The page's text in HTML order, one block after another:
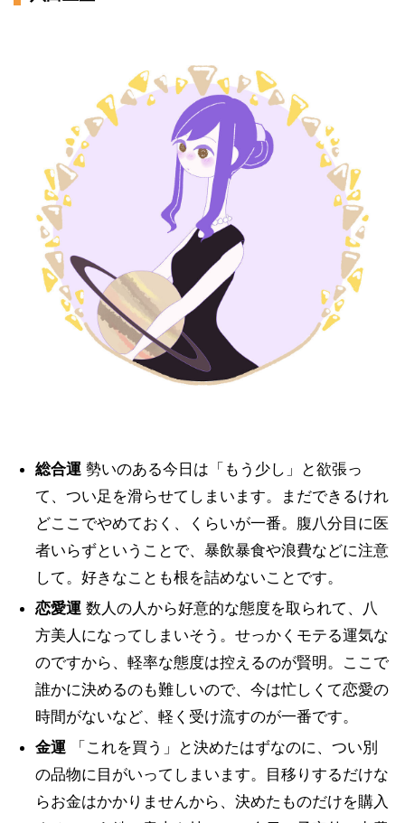
総合運勢いのある今日は「もう少し」と欲張っ
て、つい足を滑らせてしまいます。まだできるけれ
どここでやめておく、くらいが一番。腹八分目に医
者いらずということで、暴飲暴食や浪費などに注意
して。好きなことも根を詰めないことです。
恋愛運数人の人から好意的な態度を取られて、八
方美人になってしまいそう。せっかくモテる運気な
のですから、軽率な態度は控えるのが賢明。ここで
誰かに決めるのも難しいので、今は忙しくて恋愛の
時間がないなど、軽く受け流すのが一番です。
金運「これを買う」と決めたはずなのに、つい別
の品物に目がいってしまいます。目移りするだけな
らお金はかかりませんから、決めたものだけを購入